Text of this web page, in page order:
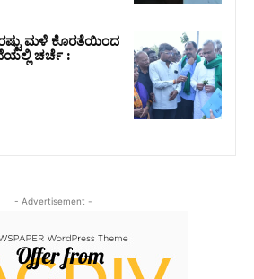
ಮಳೆ ಕೊರತೆಯಿಂದ
ಚರ್ಚೆ :
- Advertisement -